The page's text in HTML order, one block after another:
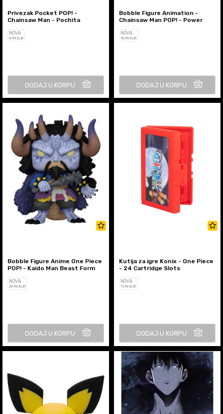
Privezak Pocket POP! -
Chainsaw Man - Pochita
NOVA
9,99 EUR
DODAJ U KORPU
Bobble Figure Animation -
Chainsaw Man POP! - Power
NOVA
19,99 EUR
DODAJ U KORPU
Bobble Figure Anime One Piece
POP! - Kaido Man Beast Form
NOVA
29,99 EUR
DODAJ U KORPU
Kutija za igre Konix - One Piece
- 24 Cartridge Slots
NOVA
11,99 EUR
DODAJ U KORPU